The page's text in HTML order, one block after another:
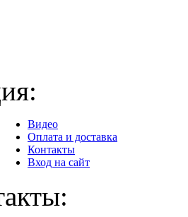
Видео
Оплата и доставка
Контакты
Вход на сайт